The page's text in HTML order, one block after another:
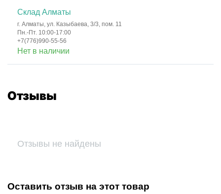
Склад Алматы
г. Алматы, ул. Казыбаева, 3/3, пом. 11
Пн.-Пт. 10:00-17:00
+7(776)990-55-56
Нет в наличии
Отзывы
Отзывы не найдены
Оставить отзыв на этот товар